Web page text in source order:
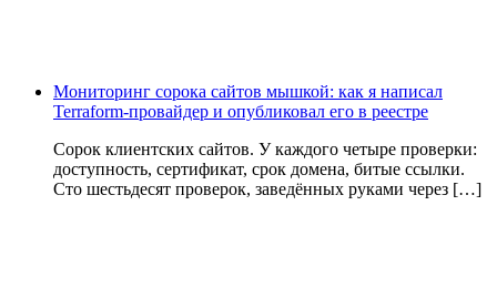
Мониторинг сорока сайтов мышкой: как я написал
Terraform-провайдер и опубликовал его в реестре
Сорок клиентских сайтов. У каждого четыре проверки:
доступность, сертификат, срок домена, битые ссылки.
Сто шестьдесят проверок, заведённых руками через […]